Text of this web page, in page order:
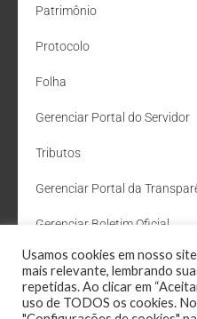
Patrimônio
Protocolo
Folha
Gerenciar Portal do Servidor
Tributos
Gerenciar Portal da
Gerenciar Boletim Oficial
Departamento de Água e
Administração Site
Usamos cookies em nosso
mais relevante, lembrando
repetidas. Ao clicar em
uso de TODOS os cookies.